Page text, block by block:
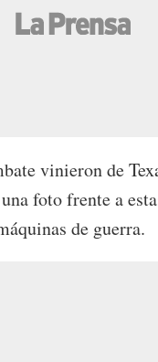
vinieron de
foto frente a
de guerra.